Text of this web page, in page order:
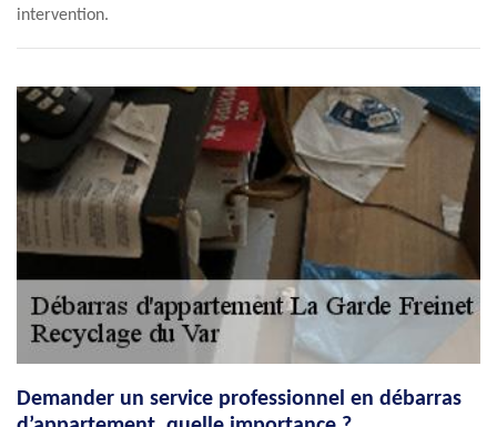
intervention.
Demander un service professionnel en débarras